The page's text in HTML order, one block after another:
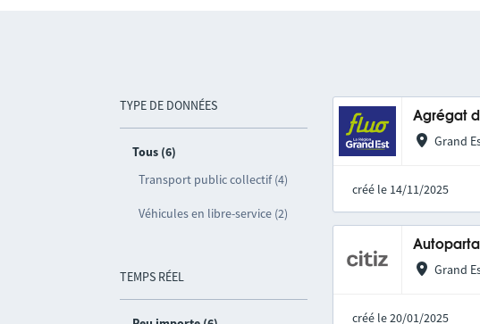
TYPE DE DONNÉES
Tous (6)
Transport public collectif (4)
Véhicules en libre-service (2)
TEMPS RÉEL
Agrégat
Grand
créé le 14/11/2025
Grand
créé le 20/01/2025